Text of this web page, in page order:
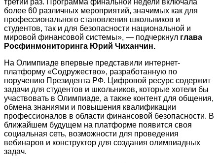
третий раз. Программа финальной недели включала
более 60 различных мероприятий, значимых как для
профессионального становления школьников и
студентов, так и для безопасности национальной и
мировой финансовой системы», — подчеркнул глава
Росфинмониторинга Юрий Чиханчин.
На Олимпиаде впервые представили интернет-
платформу «Содружество», разработанную по
поручению Президента РФ. Цифровой ресурс содержит
задачи для студентов и школьников, которые хотели бы
участвовать в Олимпиаде, а также контент для общения,
обмена знаниями и повышения квалификации
профессионалов в области финансовой безопасности. В
ближайшем будущем на платформе появится своя
социальная сеть, возможности для проведения
вебинаров и конструктор для создания олимпиадных
задач.